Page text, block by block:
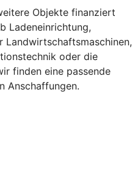
Objekte finanziert
Ladeneinrichtung,
Landwirtschaftsmaschinen,
oder die
finden eine passende
Anschaffungen.